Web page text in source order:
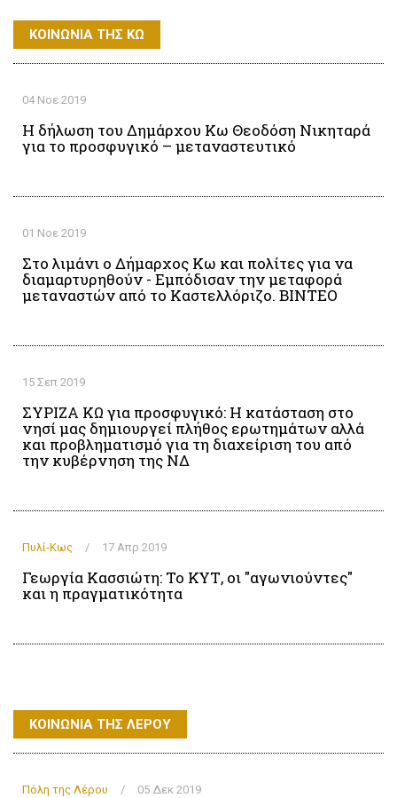
ΚΟΙΝΩΝΙΑ ΤΗΣ ΚΩ
04 Νοε 2019
Η δήλωση του Δημάρχου Κω Θεοδόση Νικηταρά
για το προσφυγικό – μεταναστευτικό
01 Νοε 2019
Στο λιμάνι ο Δήμαρχος Κω και πολίτες για να
διαμαρτυρηθούν - Εμπόδισαν την μεταφορά
μεταναστών από το Καστελλόριζο. ΒΙΝΤΕΟ
15 Σεπ 2019
ΣΥΡΙΖΑ ΚΩ για προσφυγικό: Η κατάσταση στο
νησί μας δημιουργεί πλήθος ερωτημάτων αλλά
και προβληματισμό για τη διαχείριση του από
την κυβέρνηση της ΝΔ
Πυλί-Κως / 17 Απρ 2019
Γεωργία Κασσιώτη: Το ΚΥΤ, οι "αγωνιούντες"
και η πραγματικότητα
ΚΟΙΝΩΝΙΑ ΤΗΣ ΛΕΡΟΥ
Πόλη της Λέρου / 05 Δεκ 2019